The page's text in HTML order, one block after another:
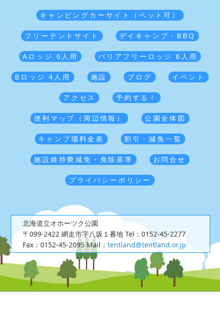
キャンピングカーサイト（ペット可）
フリーテントサイト デイキャンプ・BBQ
Aロッジ 6人用 バリアフリーロッジ 6人用
Bロッジ 4人用 施設 ブログ イベント
アクセス 予約する！
便利マップ（周辺情報） 公園全体図
キャンプ場料金表 割引・減免一覧
施設維持費減免・免除基準 お問合せ
プライバシーポリシー
北海道立オホーツク公園
〒099-2422 網走市字八坂１番地 Tel：0152-45-2277
Fax：0152-45-2095Mail： tentland@tentland.or.jp